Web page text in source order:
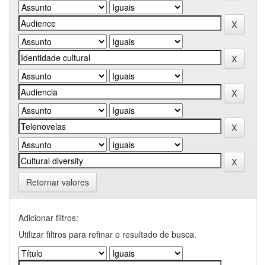
Retornar valores
Adicionar filtros:
Utilizar filtros para refinar o resultado de busca.